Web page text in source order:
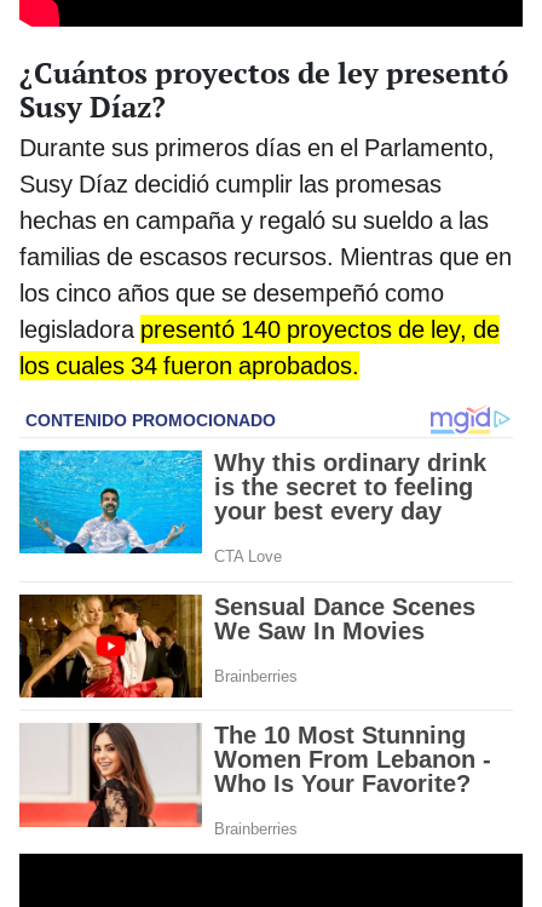
¿Cuántos proyectos de ley presentó
Susy Díaz?
Durante sus primeros días en el Parlamento,
Susy Díaz decidió cumplir las promesas
hechas en campaña y regaló su sueldo a las
familias de escasos recursos. Mientras que en
los cinco años que se desempeñó como
legisladora presentó 140 proyectos de ley, de
los cuales 34 fueron aprobados.